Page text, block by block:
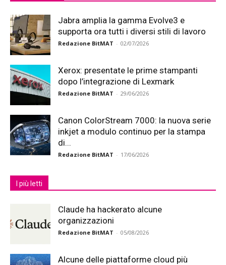
Jabra amplia la gamma Evolve3 e
supporta ora tutti i diversi stili di lavoro
Redazione BitMAT - 02/07/2026
Xerox: presentate le prime stampanti
dopo l’integrazione di Lexmark
Redazione BitMAT - 29/06/2026
Canon ColorStream 7000: la nuova serie
inkjet a modulo continuo per la stampa
di...
Redazione BitMAT - 17/06/2026
I più letti
Claude ha hackerato alcune
organizzazioni
Redazione BitMAT - 05/08/2026
Alcune delle piattaforme cloud più